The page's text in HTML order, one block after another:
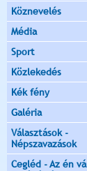
Köznevelés
Média
Sport
Közlekedés
Kék fény
Galéria
Választások -
Népszavazások
Cegléd - Az én